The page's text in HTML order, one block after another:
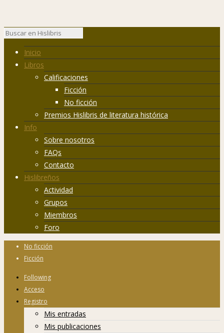
Inicio
Libros
Calificaciones
Ficción
No ficción
Premios Hislibris de literatura histórica
Info
Sobre nosotros
FAQs
Contacto
Hislibreños
Actividad
Grupos
Miembros
Foro
No ficción
Ficción
Following
Acceso
Registro
Mis entradas
Mis publicaciones